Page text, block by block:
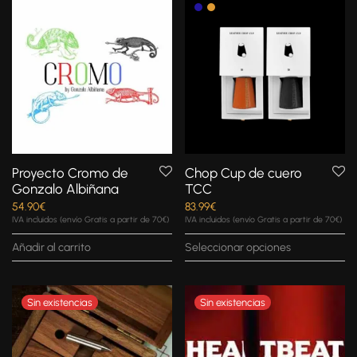
Proyecto Cromo de
Gonzalo Albiñana
54.90€
IVA incluidos (envío Gratis a partir de 70€)
Añadir al carrito
Chop Cup de cuero
TCC
83.99€
IVA incluidos (envío Gratis a partir de 70€)
Seleccionar opciones